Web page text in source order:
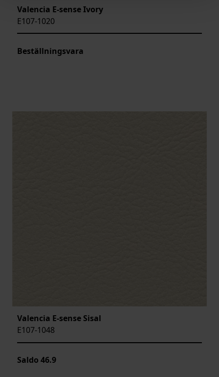
Valencia E-sense Ivory
E107-1020
Beställningsvara
Valencia E-sense Sisal
E107-1048
Saldo 46.9